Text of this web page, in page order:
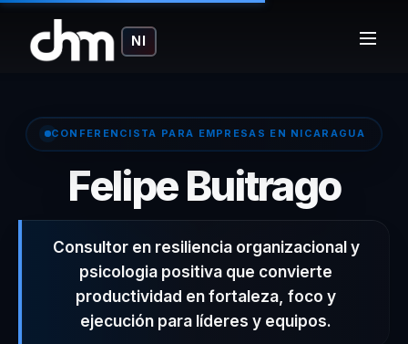
NI
CONFERENCISTA PARA EMPRESAS EN NICARAGUA
Felipe Buitrago–
Consultor en resiliencia organizacional y
psicologia positiva que convierte
productividad en fortaleza, foco y
ejecución para líderes y equipos.